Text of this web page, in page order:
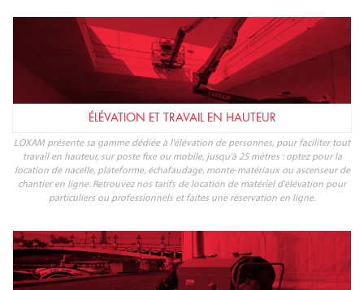
ÉLÉVATION ET TRAVAIL EN HAUTEUR
LOXAM présente sa gamme dédiée à l'élévation de personnes, pour faciliter tout
travail en hauteur, sur poste fixe ou mobile, jusqu'à 25 mètres : optez pour la
location de nacelle, plateforme, échafaudage, monte-matériaux ou ascenseur de
chantier en ligne. Retrouvez nos tarifs de location de matériel d'élévation pour
particuliers ou professionnels et faites une réservation en ligne.